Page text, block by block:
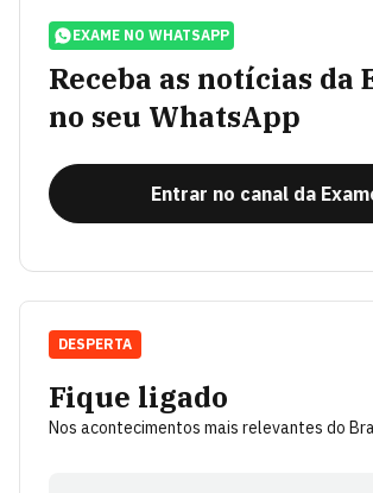
EXAME NO WHATSAPP
Receba as notícias da
no seu WhatsApp
Entrar no canal da
Fique ligado
Nos acontecimentos mais relevantes do
DESPERTA